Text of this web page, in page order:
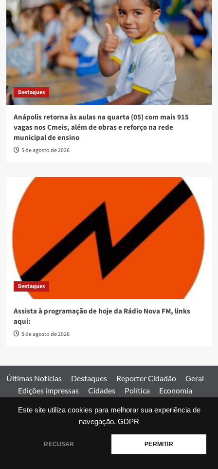
Este site utiliza cookies para melhorar sua experiência de
navegação. GDPR
RECUSAR PERMITIR
Destaques
Anápolis retorna às aulas na quarta (05) com mais 915
vagas nos Cmeis, além de obras e reforço na rede
municipal de ensino
5 de agosto de 2026
Destaques
Assista à programação de hoje da Rádio Nova FM, links
aqui:
5 de agosto de 2026
Últimas Notícias Destaques Reporter Cidadão
Geral
Edições impressas
Cidades Política
Economia
Comercial
Edições impressas Expediente Home
© 2026 Jornal Estado de Goiás. Todos os direitos reservados.
by AF themes.